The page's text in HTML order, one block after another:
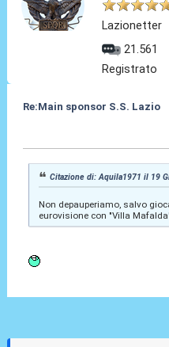
Lazionetter
21.561
Registrato
Re:Main sponsor S.S. Lazio
Citazione di: Aquila1971 il 19
Non depauperiamo, salvo
eurovisione con "Villa